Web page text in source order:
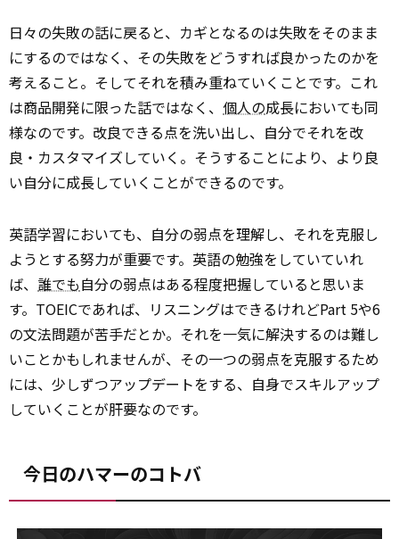
日々の失敗の話に戻ると、カギとなるのは失敗をそのまま
にするのではなく、その失敗をどうすれば良かったのかを
考えること。そしてそれを積み重ねていくことです。これ
は商品開発に限った話ではなく、 個人の成長においても同
様なのです。改良できる点を洗い出し、自分でそれを改
良・カスタマイズしていく。そうすることにより、より良
い自分に成長していくことができるのです。
英語学習においても、自分の弱点を理解し、それを克服し
ようとする努力が重要です。英語の勉強をしていていれ
ば、 誰でも自分の弱点はある程度把握していると思いま
す。TOEICであれば、リスニングはできるけれどPart 5や6
の文法問題が苦手だとか。それを一気に解決するのは難し
いことかもしれませんが、その一つの弱点を克服するため
には、少しずつアップデートをする、自身でスキルアップ
していくことが肝要なのです。
今日のハマーのコトバ